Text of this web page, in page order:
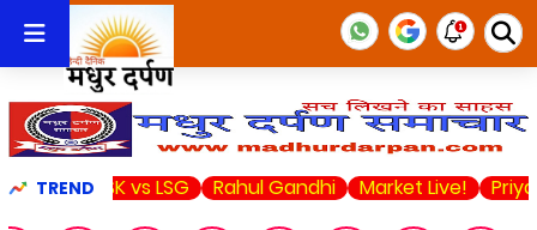
TREND
CSK vs LSG Rahul Gandhi Market Live! Priyanka